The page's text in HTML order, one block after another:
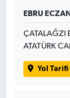
EBRU
ÇATALAĞZI
ATATÜRK
Yol Tarifi